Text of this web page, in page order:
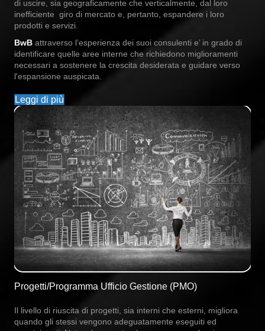
di uscire, sia geograficamente che verticalmente, dal loro
inefficiente giro di mercato e, pertanto, espandere i loro
prodotti e servizi.
BwB attraverso l’esperienza dei suoi consulenti e’ in grado di
identificare quelle aree interne che richiedono miglioramenti
necessari a sostenere la crescita desiderata e guidare verso
l'espansione auspicata.
Leggi di più
Progetti/Programma Ufficio Gestione (PMO)
Il livello di riuscita di progetti, sia interni che esterni, migliora
quando gli stessi vengono adeguatamente eseguiti ed